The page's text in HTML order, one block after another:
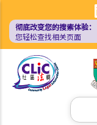
主
彻底改变您的搜索体验：
您轻松查找相关页面
搜
索